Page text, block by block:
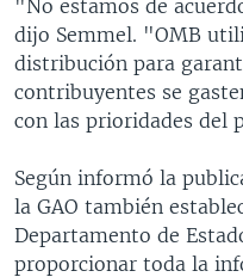
"No estamos de
dijo Semmel. "OMB
distribución para
contribuyentes se
con las prioridades del
Según informó la
la GAO también
Departamento de
proporcionar toda la